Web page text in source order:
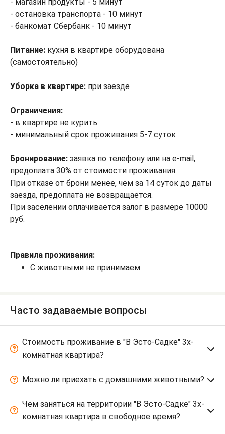
- остановка транспорта - 10 минут
- банкомат Сбербанк - 10 минут
Питание: кухня в квартире оборудована
(самостоятельно)
Уборка в квартире: при заезде
Ограничения:
- в квартире не курить
- минимальный срок проживания 5-7 суток
Бронирование: заявка по телефону или на e-mail,
предоплата 30% от стоимости проживания.
При отказе от брони менее, чем за 14 суток до даты
заезда, предоплата не возвращается.
При заселении оплачивается залог в размере 10000
руб.
Правила проживания:
С животными не принимаем
Часто задаваемые вопросы
Стоимость проживание в "В Эсто-Садке" 3х-
комнатная квартира?
Можно ли приехать с домашними животными?
Чем заняться на территории "В Эсто-Садке" 3х-
комнатная квартира в свободное время?